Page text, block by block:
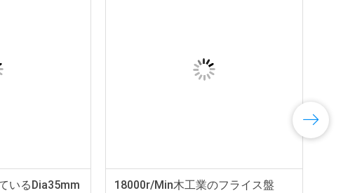
いるDia35mm
18000r/Min木工業のフライス盤